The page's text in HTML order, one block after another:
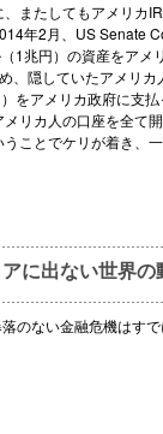
またしてもアメリカ
年2月、US Senate
1兆円）の資産をアメ
、隠していたアメリカ
をアメリカ政府に支
リカ人の口座を全て
ことでケリが着き、
に出ない世界
のない金融危機はす